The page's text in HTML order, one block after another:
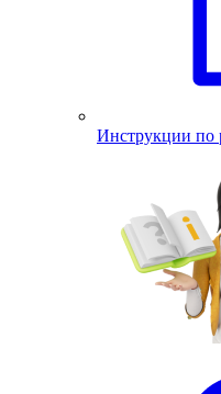
Инструкции по